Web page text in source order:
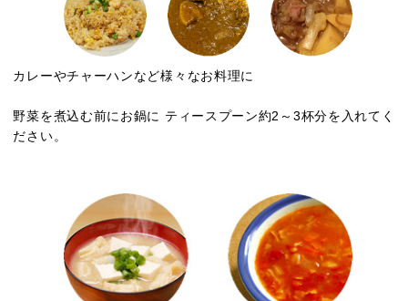
カレーやチャーハンなど様々なお料理に
野菜を煮込む前にお鍋に ティースプーン約2～3杯分を入れてく
ださい。